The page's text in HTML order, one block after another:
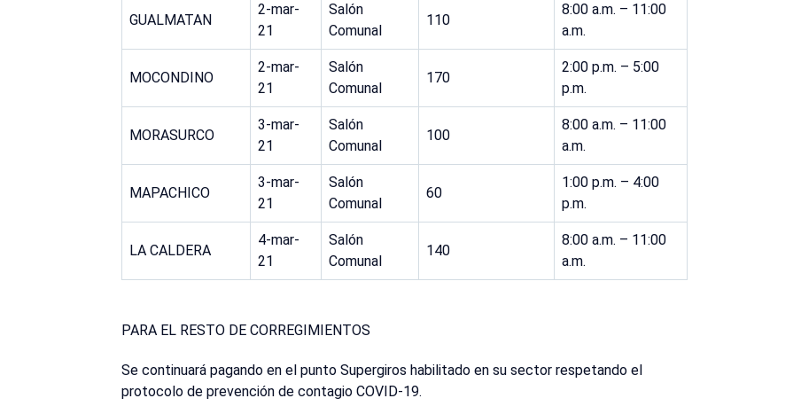
GUALMATAN
2-mar-
21
Salón
Comunal
110
8:00 a.m. – 11:00
a.m.
MOCONDINO
2-mar-
21
Salón
Comunal
170
2:00 p.m. – 5:00
p.m.
MORASURCO
3-mar-
21
Salón
Comunal
100
8:00 a.m. – 11:00
a.m.
MAPACHICO
3-mar-
21
Salón
Comunal
60
1:00 p.m. – 4:00
p.m.
LA CALDERA
4-mar-
21
Salón
Comunal
140
8:00 a.m. – 11:00
a.m.
PARA EL RESTO DE CORREGIMIENTOS
Se continuará pagando en el punto Supergiros habilitado en su sector respetando el
protocolo de prevención de contagio COVID-19.